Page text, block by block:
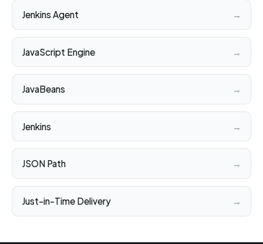
Jenkins Agent →
JavaScript Engine →
JavaBeans →
Jenkins →
JSON Path →
Just-in-Time Delivery →